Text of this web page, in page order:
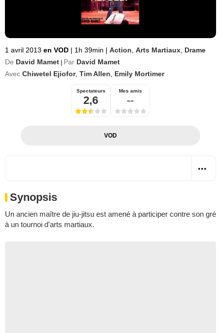
1 avril 2013 en VOD | 1h 39min | Action Arts Martiaux Drame
De David Mamet Par David Mamet
Avec Chiwetel Ejiofor, Tim Allen Emily Mortimer
Spectateurs
2,6
Mes amis
--
VOD
Synopsis
Un ancien maître de jiu-jitsu est amené à participer contre son gré
à un tournoi d'arts martiaux.